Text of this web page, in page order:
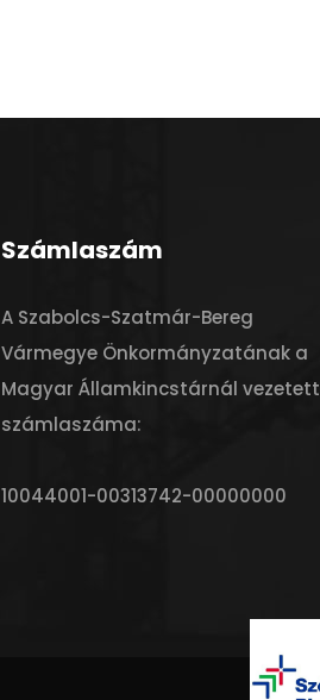
Számlaszám
A Szabolcs-Szatmár-Bereg
Vármegye Önkormányzatának a
Magyar Államkincstárnál vezetett
számlaszáma:
10044001-00313742-00000000